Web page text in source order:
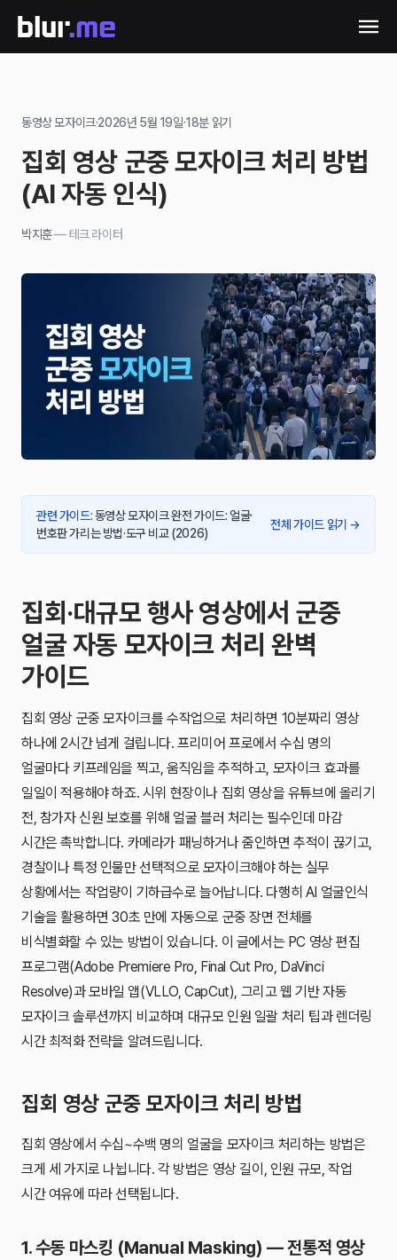
동영상 모자이크·2026년 5월 19일·18분 읽기
집회 영상 군중 모자이크 처리 방법
(AI 자동 인식)
박지훈—테크 라이터
관련 가이드: 동영상 모자이크 완전 가이드: 얼굴·
번호판 가리는 방법·도구 비교 (2026)
전체 가이드 읽기 →
집회·대규모 행사 영상에서 군중
얼굴 자동 모자이크 처리 완벽
가이드
집회 영상 군중 모자이크를 수작업으로 처리하면 10분짜리 영상
하나에 2시간 넘게 걸립니다. 프리미어 프로에서 수십 명의
얼굴마다 키프레임을 찍고, 움직임을 추적하고, 모자이크 효과를
일일이 적용해야 하죠. 시위 현장이나 집회 영상을 유튜브에 올리기
전, 참가자 신원 보호를 위해 얼굴 블러 처리는 필수인데 마감
시간은 촉박합니다. 카메라가 패닝하거나 줌인하면 추적이 끊기고,
경찰이나 특정 인물만 선택적으로 모자이크해야 하는 실무
상황에서는 작업량이 기하급수로 늘어납니다. 다행히 AI 얼굴인식
기술을 활용하면 30초 만에 자동으로 군중 장면 전체를
비식별화할 수 있는 방법이 있습니다. 이 글에서는 PC 영상 편집
프로그램(Adobe Premiere Pro, Final Cut Pro, DaVinci
Resolve)과 모바일 앱(VLLO, CapCut), 그리고 웹 기반 자동
모자이크 솔루션까지 비교하며 대규모 인원 일괄 처리 팁과 렌더링
시간 최적화 전략을 알려드립니다.
집회 영상 군중 모자이크 처리 방법
집회 영상에서 수십~수백 명의 얼굴을 모자이크 처리하는 방법은
크게 세 가지로 나뉩니다. 각 방법은 영상 길이, 인원 규모, 작업
시간 여유에 따라 선택됩니다.
1. 수동 마스킹 (Manual Masking) — 전통적 영상